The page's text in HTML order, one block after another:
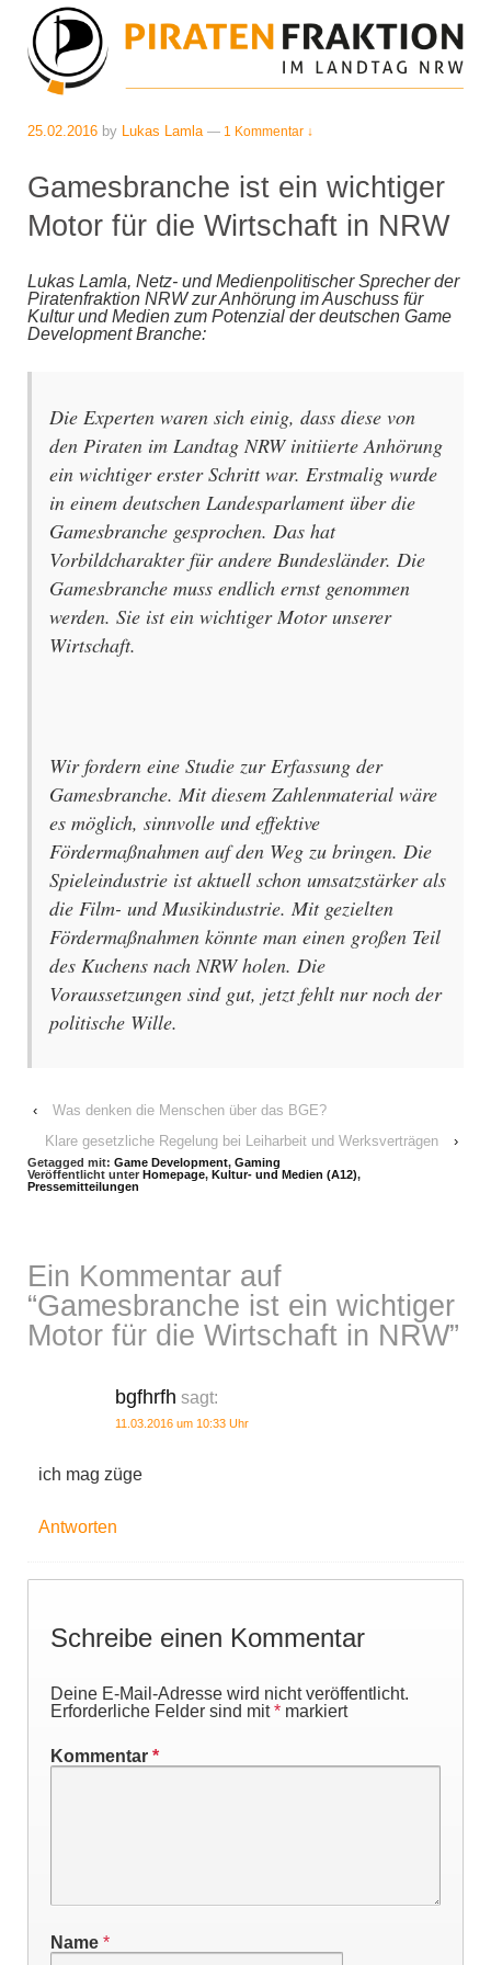
25.02.2016 by Lukas Lamla — 1 Kommentar ↓
Gamesbranche ist ein wichtiger
Motor für die Wirtschaft in NRW
Lukas Lamla, Netz- und Medienpolitischer Sprecher der
Piratenfraktion NRW zur Anhörung im Auschuss für
Kultur und Medien zum Potenzial der deutschen Game
Development Branche:
Die Experten waren sich einig, dass diese von
den Piraten im Landtag NRW initiierte Anhörung
ein wichtiger erster Schritt war. Erstmalig wurde
in einem deutschen Landesparlament über die
Gamesbranche gesprochen. Das hat
Vorbildcharakter für andere Bundesländer. Die
Gamesbranche muss endlich ernst genommen
werden. Sie ist ein wichtiger Motor unserer
Wirtschaft.
Wir fordern eine Studie zur Erfassung der
Gamesbranche. Mit diesem Zahlenmaterial wäre
es möglich, sinnvolle und effektive
Fördermaßnahmen auf den Weg zu bringen. Die
Spieleindustrie ist aktuell schon umsatzstärker als
die Film- und Musikindustrie. Mit gezielten
Fördermaßnahmen könnte man einen großen Teil
des Kuchens nach NRW holen. Die
Voraussetzungen sind gut, jetzt fehlt nur noch der
politische Wille.
‹
Was denken die Menschen über das BGE?
Klare gesetzliche Regelung bei Leiharbeit und Werksverträgen
›
Getagged mit: Game Development, Gaming
Veröffentlicht unter Homepage, Kultur- und Medien (A12),
Pressemitteilungen
Ein Kommentar auf
“Gamesbranche ist ein wichtiger
Motor für die Wirtschaft in NRW”
bgfhrfh sagt:
11.03.2016 um 10:33 Uhr
ich mag züge
Antworten
Schreibe einen Kommentar
Deine E-Mail-Adresse wird nicht veröffentlicht.
Erforderliche Felder sind mit* markiert
Kommentar *
Name *